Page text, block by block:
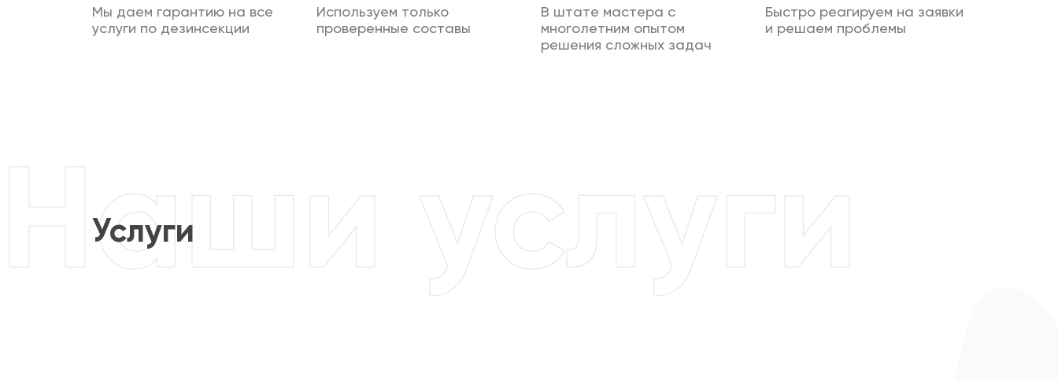
Мы даем гарантию на все
услуги по дезинсекции
Используем только
проверенные составы
В штате мастера с
многолетним опытом
решения сложных задач
Быстро реагируем на заявки
и решаем проблемы
Услуги